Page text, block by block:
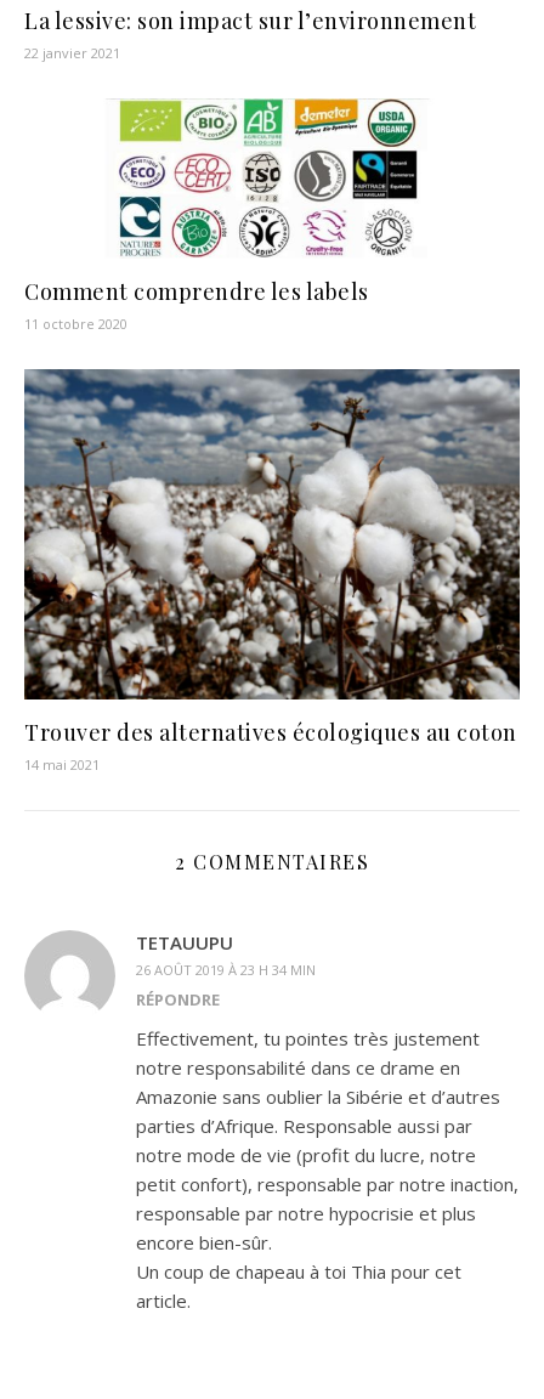
La lessive: son impact sur l’environnement
22 janvier 2021
Comment comprendre les labels
11 octobre 2020
Trouver des alternatives écologiques au coton
14 mai 2021
2 COMMENTAIRES
TETAUUPU
26 AOÛT 2019 À 23 H 34 MIN
RÉPONDRE
Effectivement, tu pointes très justement
notre responsabilité dans ce drame en
Amazonie sans oublier la Sibérie et d’autres
parties d’Afrique. Responsable aussi par
notre mode de vie (profit du lucre, notre
petit confort), responsable par notre inaction,
responsable par notre hypocrisie et plus
encore bien-sûr.
Un coup de chapeau à toi Thia pour cet
article.